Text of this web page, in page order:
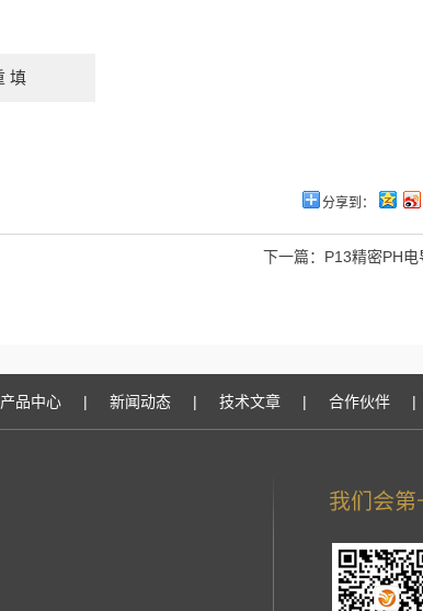
分享到：
下一篇： P13精密PH
产品中心 | 新闻动态 | 技术文章 | 合作伙伴 |